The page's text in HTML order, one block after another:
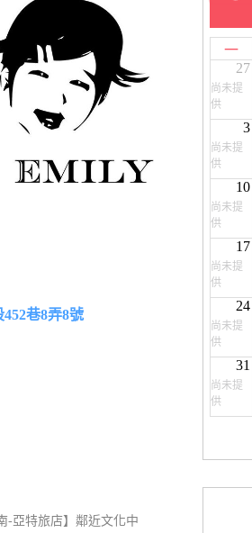
一
27
尚未提
供
3
尚未提
供
10
尚未提
供
17
尚未提
供
24
尚未提
供
31
尚未提
供
巷8弄8號
-亞特旅店】鄰近文化中